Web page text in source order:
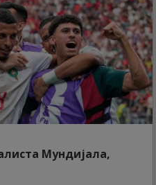
Мундијала,